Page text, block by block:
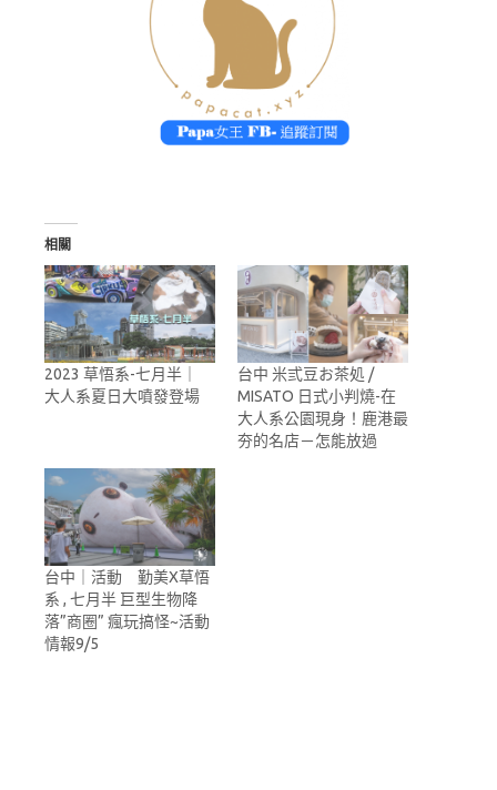
相關
2023 草悟系-七月半｜
大人系夏日大噴發登場
台中 米弎豆お茶処 /
MISATO 日式小判燒-在
大人系公園現身！鹿港最
夯的名店－怎能放過
台中｜活動 勤美X草悟
系 , 七月半 巨型生物降
落”商圈” 瘋玩搞怪~活動
情報9/5